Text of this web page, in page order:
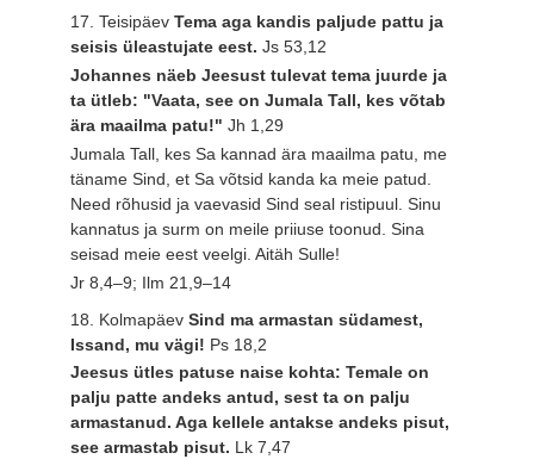
17. TeisipäevTema aga kandis paljude pattu ja
seisis üleastujate eest.Js 53,12
Johannes näeb Jeesust tulevat tema juurde ja
ta ütleb: "Vaata, see on Jumala Tall, kes võtab
ära maailma patu!"Jh 1,29
Jumala Tall, kes Sa kannad ära maailma patu, me
täname Sind, et Sa võtsid kanda ka meie patud.
Need rõhusid ja vaevasid Sind seal ristipuul. Sinu
kannatus ja surm on meile priiuse toonud. Sina
seisad meie eest veelgi. Aitäh Sulle!
Jr 8,4–9; Ilm 21,9–14
18. KolmapäevSind ma armastan südamest,
Issand, mu vägi! Ps 18,2
Jeesus ütles patuse naise kohta: Temale on
palju patte andeks antud, sest ta on palju
armastanud. Aga kellele antakse andeks pisut,
see armastab pisut. Lk 7,47